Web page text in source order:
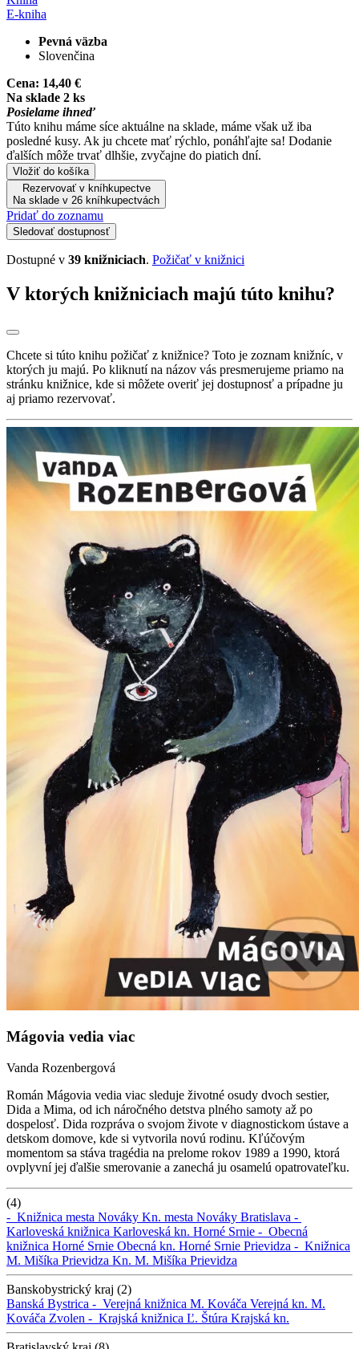
E-kniha
Pevná väzba
Slovenčina
Cena: 14,40 €
Na sklade 2 ks
Posielame ihneď
Túto knihu máme síce aktuálne na sklade, máme však už iba
posledné kusy. Ak ju chcete mať rýchlo, ponáhľajte sa! Dodanie
ďalších môže trvať dlhšie, zvyčajne do piatich dní.
Vložiť do košíka
Rezervovať v kníhkupectve
Na sklade v 26 kníhkupectvách
Pridať do zoznamu
Sledovať dostupnosť
Dostupné v 39 knižniciach. Požičať v knižnici
V ktorých knižniciach majú túto knihu?
Chcete si túto knihu požičať z knižnice? Toto je zoznam knižníc, v
ktorých ju majú. Po kliknutí na názov vás presmerujeme priamo na
stránku knižnice, kde si môžete overiť jej dostupnosť a prípadne ju
aj priamo rezervovať.
Mágovia vedia viac
Vanda Rozenbergová
Román Mágovia vedia viac sleduje životné osudy dvoch sestier,
Dida a Mima, od ich náročného detstva plného samoty až po
dospelosť. Dida rozpráva o svojom živote v diagnostickom ústave a
detskom domove, kde si vytvorila novú rodinu. Kľúčovým
momentom sa stáva tragédia na prelome rokov 1989 a 1990, ktorá
ovplyvní jej ďalšie smerovanie a zanechá ju osamelú opatrovateľku.
(4)
- Knižnica mesta Nováky Kn. mesta Nováky Bratislava -
Karloveská knižnica Karloveská kn. Horné Srnie - Obecná
knižnica Horné Srnie Obecná kn. Horné Srnie Prievidza - Knižnica
M. Mišíka Prievidza Kn. M. Mišíka Prievidza
Banskobystrický kraj (2)
Banská Bystrica - Verejná knižnica M. Kováča Verejná kn. M.
Kováča Zvolen - Krajská knižnica Ľ. Štúra Krajská kn.